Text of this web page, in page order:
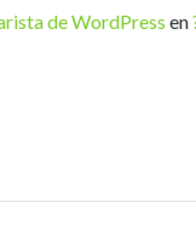
de WordPress en